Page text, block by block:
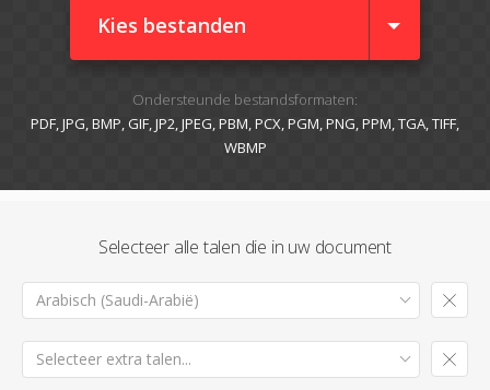
Kies bestanden
Ondersteunde bestandsformaten:
PDF, JPG, BMP, GIF, JP2, JPEG, PBM, PCX, PGM, PNG, PPM, TGA, TIFF,
WBMP
Selecteer alle talen die in uw document
Arabisch (Saudi-Arabië)
Selecteer extra talen...